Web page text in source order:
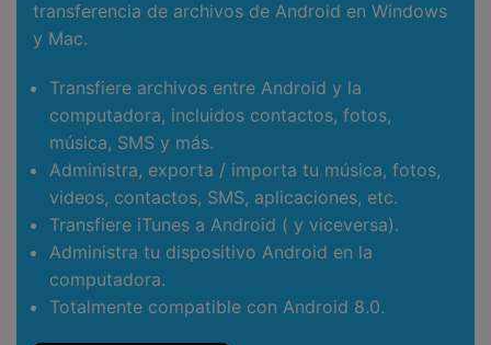
transferencia de archivos de Android en Windows
y Mac.
Transfiere archivos entre Android y la
computadora, incluidos contactos, fotos,
música, SMS y más.
Administra, exporta / importa tu música, fotos,
videos, contactos, SMS, aplicaciones, etc.
Transfiere iTunes a Android ( y viceversa).
Administra tu dispositivo Android en la
computadora.
Totalmente compatible con Android 8.0.